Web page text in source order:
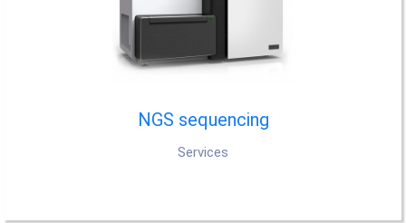
NGS sequencing
Services